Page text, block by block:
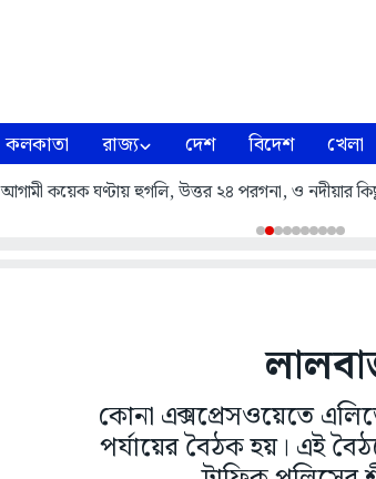
কলকাতা রাজ্য দেশ বিদেশ খেলা
আগামী কয়েক ঘণ্টায় হুগলি, উত্তর ২৪ পরগনা, ও নদীয়ার কিছু
কোনা এক্সপ্রেসওয়েতে
পর্যায়ের বৈঠক হয়। এই